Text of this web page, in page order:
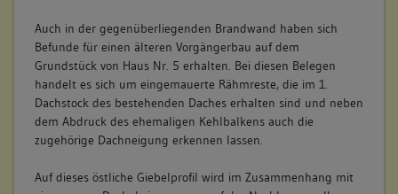
Auch in der gegenüberliegenden Brandwand haben sich
Befunde für einen älteren Vorgängerbau auf dem
Grundstück von Haus Nr. 5 erhalten. Bei diesen Belegen
handelt es sich um eingemauerte Rähmreste, die im 1.
Dachstock des bestehenden Daches erhalten sind und neben
dem Abdruck des ehemaligen Kehlbalkens auch die
zugehörige Dachneigung erkennen lassen.
Auf dieses östliche Giebelprofil wird im Zusammenhang mit